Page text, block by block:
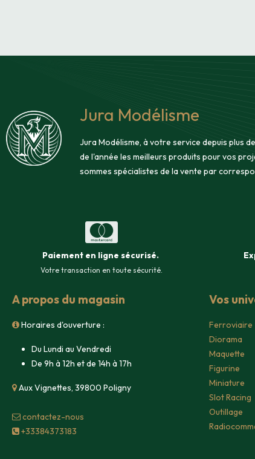
Jura Modélisme
Jura Modélisme, à votre service depuis plus
de l'année les meilleurs produits pour vos
sommes spécialistes de la vente par
Paiement en ligne sécurisé.
Votre transaction en toute sécurité.
A propos du magasin
Horaires d'ouverture :
Du Lundi au Vendredi
De 9h à 12h et de 14h à 17h
Aux Vignettes, 39800 Poligny
contacte​z-nous
+33384373183
Vos
Ferroviaire
Diorama
Maquette
Figurine
Miniature
Slot Racing
Outillage